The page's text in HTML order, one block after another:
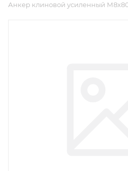
Анкер клиновой усиленный